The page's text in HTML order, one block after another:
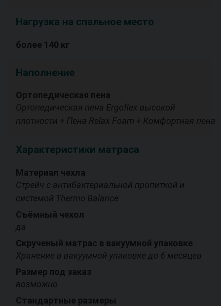
Нагрузка на спальное место
более 140 кг
Наполнение
Ортопедическая пена
Ортопедическая пена Ergoflex высокой
плотности + Пена Relax Foam + Комфортная пена
Характеристики матраса
Материал чехла
Стрейч с антибактериальной пропиткой и
системой Thermo Balance
Съёмный чехол
да
Скрученый матрас в вакуумной упаковке
Хранение в вакуумной упаковке до 6 месяцев
Размер под заказ
возможно
Стандартные размеры